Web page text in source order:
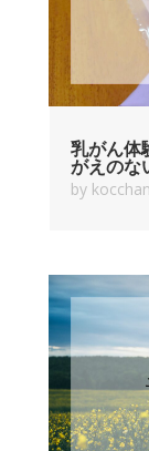
乳がん体
がえのな
by